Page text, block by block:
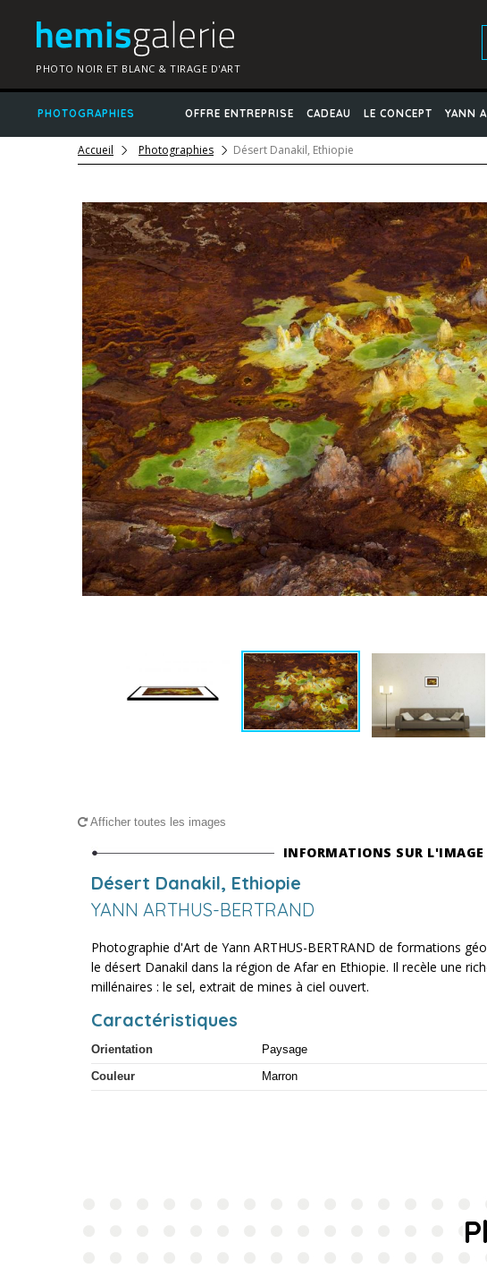
PHOTO NOIR ET BLANC & TIRAGE D'ART
PHOTOGRAPHIES OFFRE ENTREPRISE CADEAU LE CONCEPT YANN
Accueil Photographies Désert Danakil, Ethiopie
Afficher toutes les images
INFORMATIONS SUR L'IMAGE
Désert Danakil, Ethiopie
YANN ARTHUS-BERTRAND
Photographie d'Art de Yann ARTHUS-BERTRAND de formations
le désert Danakil dans la région de Afar en Ethiopie. Il recèle une
millénaires : le sel, extrait de mines à ciel ouvert.
Caractéristiques
Orientation
Paysage
Couleur
Marron